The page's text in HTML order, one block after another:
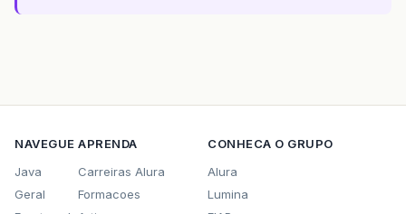
NAVEGUE
Java
Geral
APRENDA
Carreiras Alura
Formacoes
CONHECA O GRUPO
Alura
Lumina